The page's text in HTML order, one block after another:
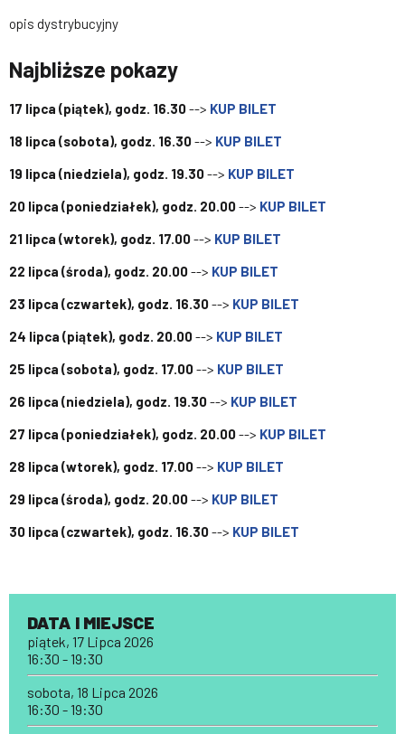
opis dystrybucyjny
Najbliższe pokazy
17 lipca (piątek), godz. 16.30--> KUP BILET
18 lipca (sobota), godz. 16.30--> KUP BILET
19 lipca (niedziela), godz. 19.30--> KUP BILET
20 lipca (poniedziałek), godz. 20.00--> KUP BILET
21 lipca (wtorek), godz. 17.00--> KUP BILET
22 lipca (środa), godz. 20.00--> KUP BILET
23 lipca (czwartek), godz. 16.30--> KUP BILET
24 lipca (piątek), godz. 20.00--> KUP BILET
25 lipca (sobota), godz. 17.00--> KUP BILET
26 lipca (niedziela), godz. 19.30--> KUP BILET
27 lipca (poniedziałek), godz. 20.00--> KUP BILET
28 lipca (wtorek), godz. 17.00--> KUP BILET
29 lipca (środa), godz. 20.00--> KUP BILET
30 lipca (czwartek), godz. 16.30--> KUP BILET
DATA I MIEJSCE
piątek, 17 Lipca 2026
16:30 - 19:30
sobota, 18 Lipca 2026
16:30 - 19:30